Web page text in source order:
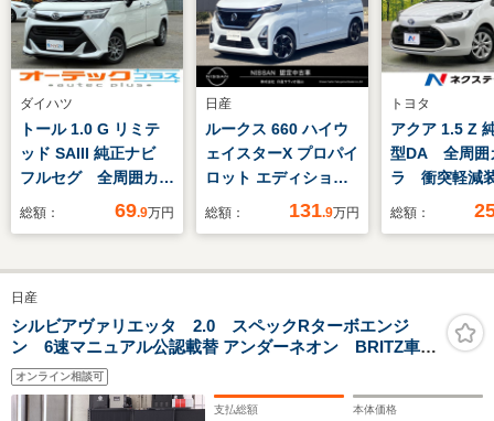
ダイハツ
トール 1.0 G リミテ
ッド SAIII 純正ナビ
フルセグ 全周囲カメ
ラ 両側電動ドア シ
ルーズコントロール
社外14AW
総額： 69.9万円
日産
ルークス 660 ハイウ
ェイスターX プロパイ
ロット エディション
日産純正ナビゲーショ
ー ドライブレコーダ
ライドドア ETC
総額： 131.9万円
トヨタ
アクア 1.5 Z
型DA 全周囲
ラ 衝突軽減
ーダークル
ドスポット
レイ LED
100V電源
総額：
日産
シルビアヴァリエッタ 2.0 スペックRターボエンジ
ン 6速マニュアル公認載替 アンダーネオン BRITZ車高
調
オンライン相談可
支払総額 本体価格